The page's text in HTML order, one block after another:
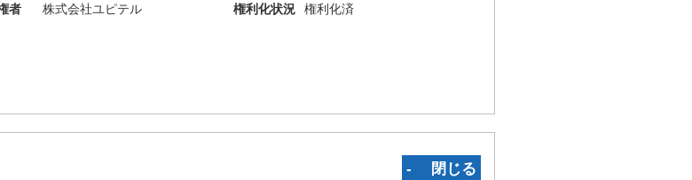
者 株式会社ユピテル 権利化状況
権利化済
‐ 閉じる